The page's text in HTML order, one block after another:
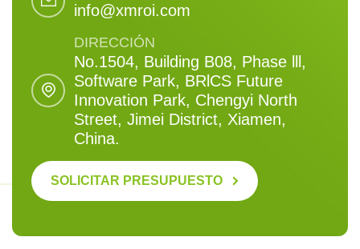
info@xmroi.com
DIRECCIÓN
No.1504, Building B08, Phase lll,
Software Park, BRlCS Future
Innovation Park, Chengyi North
Street, Jimei District, Xiamen,
China.
SOLICITAR PRESUPUESTO